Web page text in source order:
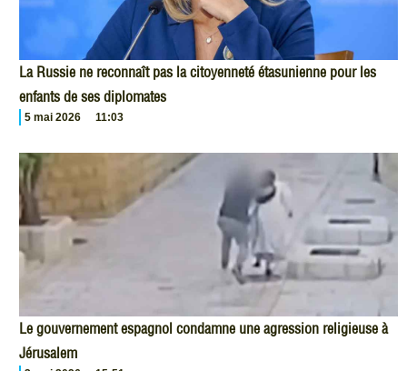
La Russie ne reconnaît pas la citoyenneté étasunienne pour les
enfants de ses diplomates
5 mai 2026 11:03
Le gouvernement espagnol condamne une agression religieuse à
Jérusalem